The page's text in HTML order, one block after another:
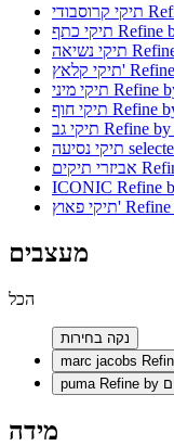
תיקי קלאץ'
ICONIC
תיקי פאוץ'
מעצבים
הכל
נקה בחירות
marc jacobs
puma
מידה